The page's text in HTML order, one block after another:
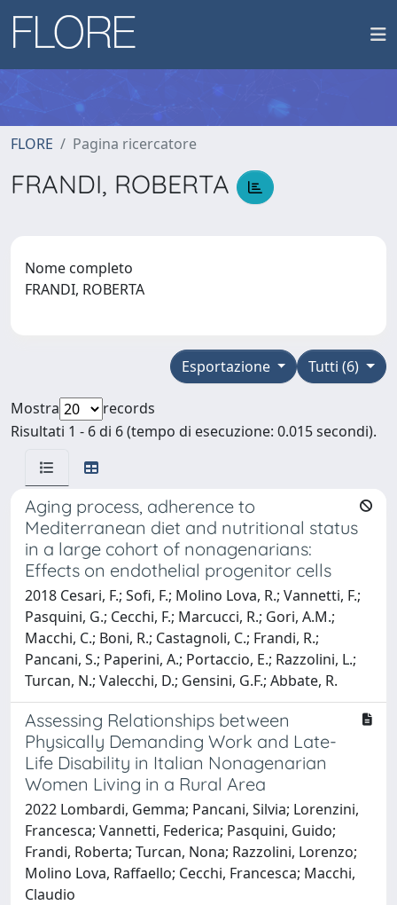
FLORE Pagina ricercatore
FRANDI, ROBERTA
Nome completo
FRANDI, ROBERTA
Tutti (6)
Esportazione
Mostra
records
Risultati 1 - 6 di 6 (tempo di esecuzione: 0.015 secondi).
Aging process, adherence to
Mediterranean diet and nutritional status
in a large cohort of nonagenarians:
Effects on endothelial progenitor cells
2018 Cesari, F.; Sofi, F.; Molino Lova, R.; Vannetti, F.;
Pasquini, G.; Cecchi, F.; Marcucci, R.; Gori, A.M.;
Macchi, C.; Boni, R.; Castagnoli, C.; Frandi, R.;
Pancani, S.; Paperini, A.; Portaccio, E.; Razzolini, L.;
Turcan, N.; Valecchi, D.; Gensini, G.F.; Abbate, R.
Assessing Relationships between
Physically Demanding Work and Late-
Life Disability in Italian Nonagenarian
Women Living in a Rural Area
2022 Lombardi, Gemma; Pancani, Silvia; Lorenzini,
Francesca; Vannetti, Federica; Pasquini, Guido;
Frandi, Roberta; Turcan, Nona; Razzolini, Lorenzo;
Molino Lova, Raffaello; Cecchi, Francesca; Macchi,
Claudio